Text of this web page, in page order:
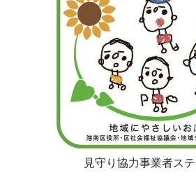
見守り協力事業者ス